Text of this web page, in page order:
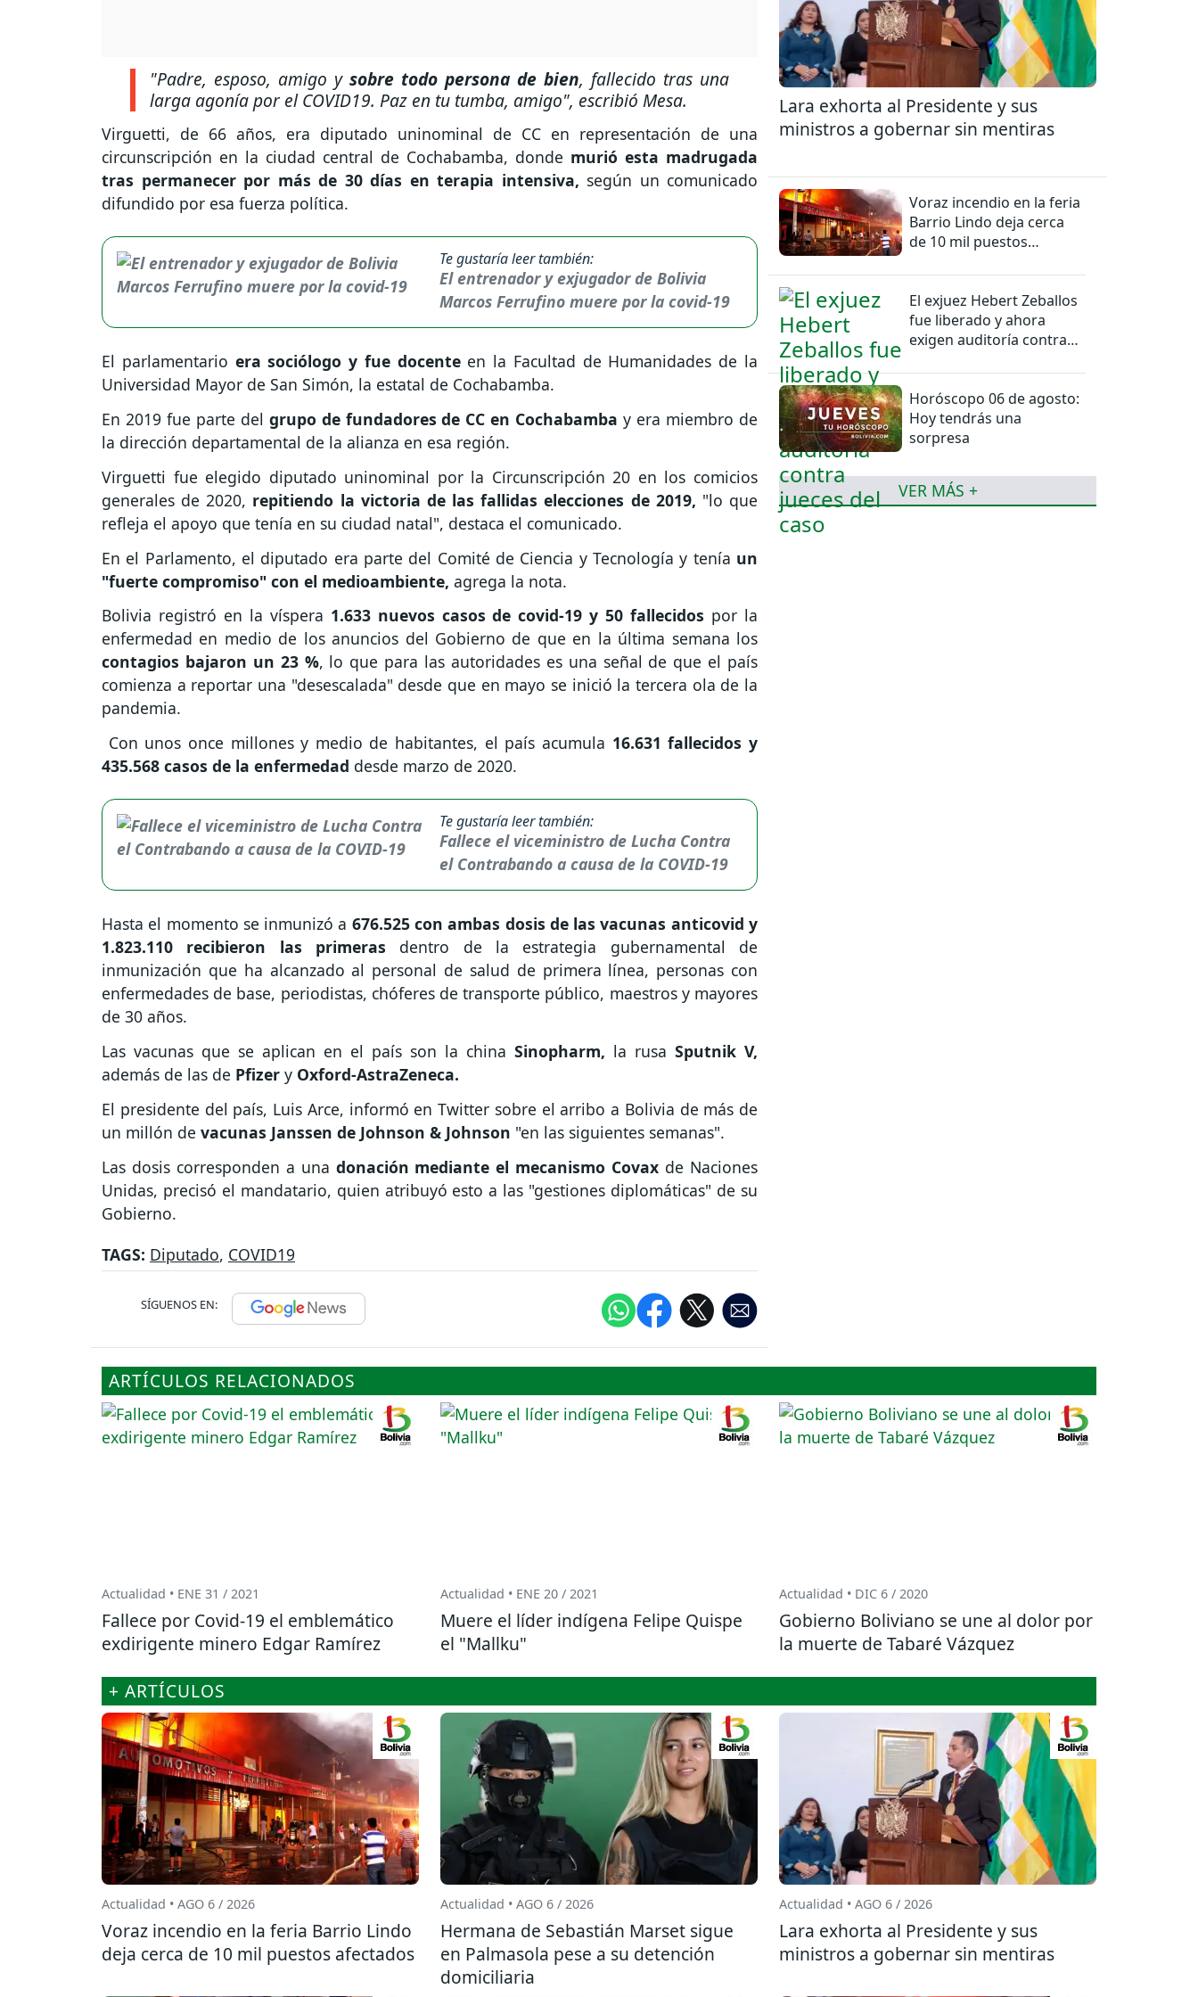
"Padre, esposo, amigo ysobre todo persona de bien, fallecido tras una
larga agonía por el COVID19. Paz en tu tumba, amigo", escribió Mesa.
Virguetti, de 66 años, era diputado uninominal de CC en representación de una
circunscripción en la ciudad central de Cochabamba, donde murió esta madrugada
tras permanecer por más de 30 días en terapia intensiva, según un comunicado
difundido por esa fuerza política.
Te gustaría leer también:
El entrenador y exjugador de Bolivia
Marcos Ferrufino muere por la covid-19
El parlamentario era sociólogo y fue docente en la Facultad de Humanidades de la
Universidad Mayor de San Simón, la estatal de Cochabamba.
En 2019 fue parte del grupo de fundadores de CC en Cochabambay era miembro de
la dirección departamental de la alianza en esa región.
Virguetti fue elegido diputado uninominal por la Circunscripción 20 en los comicios
generales de 2020, repitiendo la victoria de las fallidas elecciones de 2019, "lo que
refleja el apoyo que tenía en su ciudad natal", destaca el comunicado.
En el Parlamento, el diputado era parte del Comité de Ciencia y Tecnología y tenía un
"fuerte compromiso" con el medioambiente, agrega la nota.
Bolivia registró en la víspera 1.633 nuevos casos de covid-19 y 50 fallecidos por la
enfermedad en medio de los anuncios del Gobierno de que en la última semana los
contagios bajaron un 23 %, lo que para las autoridades es una señal de que el país
comienza a reportar una "desescalada" desde que en mayo se inició la tercera ola de la
pandemia.
Con unos once millones y medio de habitantes, el país acumula 16.631 fallecidos y
435.568 casos de la enfermedad desde marzo de 2020.
Te gustaría leer también:
Fallece el viceministro de Lucha Contra
el Contrabando a causa de la COVID-19
Hasta el momento se inmunizó a 676.525 con ambas dosis de las vacunas anticovid y
1.823.110 recibieron las primeras dentro de la estrategia gubernamental de
inmunización que ha alcanzado al personal de salud de primera línea, personas con
enfermedades de base, periodistas, chóferes de transporte público, maestros y mayores
de 30 años.
Las vacunas que se aplican en el país son la china Sinopharm, la rusa Sputnik V,
además de las de Pfizer y Oxford-AstraZeneca.
El presidente del país, Luis Arce, informó en Twitter sobre el arribo a Bolivia de más de
un millón de vacunas Janssen de Johnson & Johnson "en las siguientes semanas".
Las dosis corresponden a una donación mediante el mecanismo Covax de Naciones
Unidas, precisó el mandatario, quien atribuyó esto a las "gestiones diplomáticas" de su
Gobierno.
TAGS: Diputado, COVID19
SÍGUENOS EN:
Lara exhorta al Presidente y sus
ministros a gobernar sin mentiras
Voraz incendio en la feria
Barrio Lindo deja cerca
de 10 mil puestos
El exjuez Hebert Zeballos
fue liberado y ahora
exigen auditoría contra
Horóscopo 06 de agosto:
Hoy tendrás una
sorpresa
VER MÁS +
ARTÍCULOS RELACIONADOS
Actualidad • ENE 31 / 2021
Fallece por Covid-19 el emblemático
exdirigente minero Edgar Ramírez
Actualidad • ENE 20 / 2021
Muere el líder indígena Felipe Quispe
el "Mallku"
Actualidad • DIC 6 / 2020
Gobierno Boliviano se une al dolor por
la muerte de Tabaré Vázquez
+ ARTÍCULOS
Actualidad • AGO 6 / 2026
Voraz incendio en la feria Barrio Lindo
deja cerca de 10 mil puestos afectados
Actualidad • AGO 6 / 2026
Hermana de Sebastián Marset sigue
en Palmasola pese a su detención
domiciliaria
Actualidad • AGO 6 / 2026
Lara exhorta al Presidente y sus
ministros a gobernar sin mentiras